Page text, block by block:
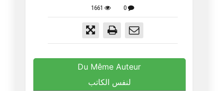
1661 0
Du Même Auteur
لنفس الكاتب